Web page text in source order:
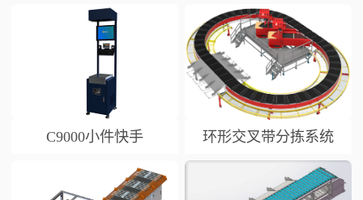
C9000小件快手 环形交叉带分拣系统